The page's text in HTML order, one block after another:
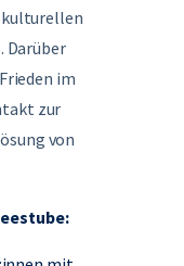
im
zur
von